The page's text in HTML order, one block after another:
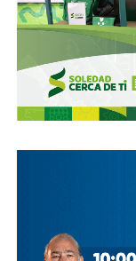
vuelta por la
peatones en
reglamento.
En pocas palabras,